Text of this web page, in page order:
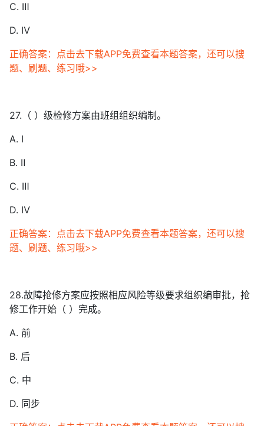
C. Ⅲ
D. Ⅳ
正确答案：点击去下载APP免费查看本题答案，还可以搜
题、刷题、练习哦>>
27.（ ）级检修方案由班组组织编制。
A. Ⅰ
B. Ⅱ
C. Ⅲ
D. Ⅳ
正确答案：点击去下载APP免费查看本题答案，还可以搜
题、刷题、练习哦>>
28.故障抢修方案应按照相应风险等级要求组织编审批，抢
修工作开始（ ）完成。
A. 前
B. 后
C. 中
D. 同步